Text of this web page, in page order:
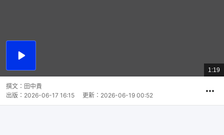
播
總
共
1:19
撰文： 田中貴
出版： 2026-06-17 16:15 更新： 2026-06-19 00:52